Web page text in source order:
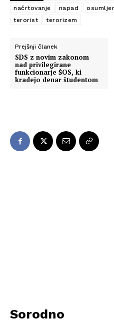
načrtovanje
napad
terorist
terorizem
Prejšnji članek
SDS z novim zakonom
nad privilegirane
funkcionarje ŠOS, ki
kradejo denar študentom
Sorodno